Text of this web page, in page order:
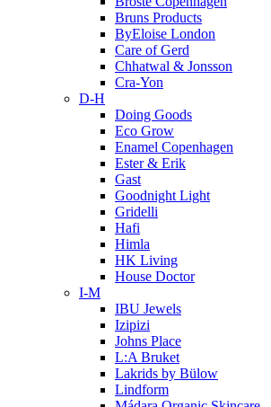
Bruns Products
ByEloise London
Care of Gerd
Chhatwal & Jonsson
Cra-Yon
D-H
Doing Goods
Eco Grow
Enamel Copenhagen
Ester & Erik
Gast
Goodnight Light
Gridelli
Hafi
Himla
HK Living
House Doctor
I-M
IBU Jewels
Izipizi
Johns Place
L:A Bruket
Lakrids by Bülow
Lindform